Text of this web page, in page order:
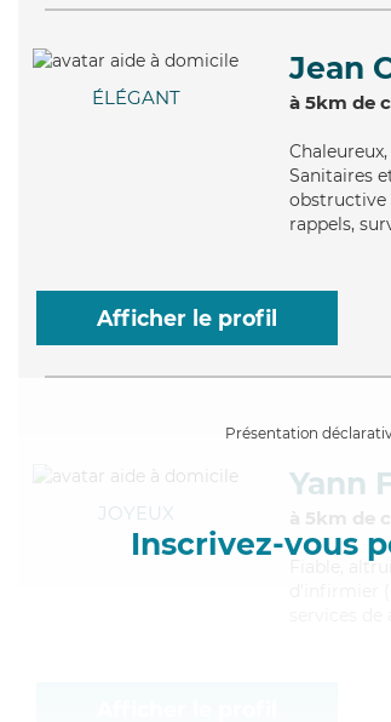
ÉLÉGANT
Jean
à 5km de
Chaleureux
Sanitaires
obstructive
rappels,
Afficher le profil
Présentation
Inscrivez-vous
JOYEUX
Yann
à 5km de
,
d'infirmier